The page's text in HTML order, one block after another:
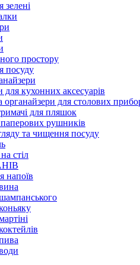
простору
посуду
для кухонних аксесуарів
органайзери для столових
для пляшок
рушників
та чищення посуду
стіл
напоїв